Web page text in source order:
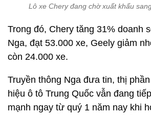
Lô xe Chery đang chờ xuất khẩu
Trong đó, Chery tăng 31% doanh
Nga, đạt 53.000 xe, Geely giảm
còn 24.000 xe.
Truyền thông Nga đưa tin, thị
hiệu ô tô Trung Quốc vẫn đang
mạnh ngay từ quý 1 năm nay khi